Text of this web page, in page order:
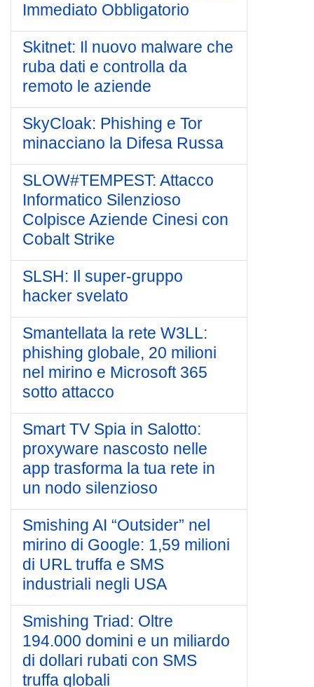
Immediato Obbligatorio
Skitnet: Il nuovo malware che
ruba dati e controlla da
remoto le aziende
SkyCloak: Phishing e Tor
minacciano la Difesa Russa
SLOW#TEMPEST: Attacco
Informatico Silenzioso
Colpisce Aziende Cinesi con
Cobalt Strike
SLSH: Il super-gruppo
hacker svelato
Smantellata la rete W3LL:
phishing globale, 20 milioni
nel mirino e Microsoft 365
sotto attacco
Smart TV Spia in Salotto:
proxyware nascosto nelle
app trasforma la tua rete in
un nodo silenzioso
Smishing AI “Outsider” nel
mirino di Google: 1,59 milioni
di URL truffa e SMS
industriali negli USA
Smishing Triad: Oltre
194.000 domini e un miliardo
di dollari rubati con SMS
truffa globali